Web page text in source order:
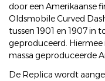
door een Amerikaanse
Oldsmobile Curved
tussen 1901 en 1907 in
geproduceerd. Hiermee
massa geproduceerde
De Replica wordt